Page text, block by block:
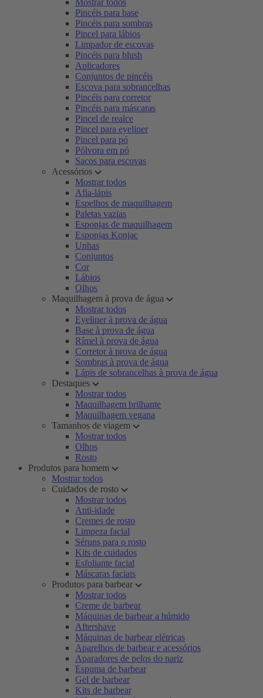
Mostrar todos
Pincéis para base
Pincéis para sombras
Pincel para lábios
Limpador de escovas
Pincéis para blush
Aplicadores
Conjuntos de pincéis
Escova para sobrancelhas
Pincéis para corretor
Pincéis para máscaras
Pincel de realce
Pincel para eyeliner
Pincel para pó
Pólvora em pó
Sacos para escovas
Acessórios
Mostrar todos
Afia-lápis
Espelhos de maquilhagem
Paletas vazias
Esponjas de maquilhagem
Esponjas Konjac
Unhas
Conjuntos
Cor
Lábios
Olhos
Maquilhagem à prova de água
Mostrar todos
Eyeliner à prova de água
Base à prova de água
Rímel à prova de água
Corretor à prova de água
Sombras à prova de água
Lápis de sobrancelhas à prova de água
Destaques
Mostrar todos
Maquilhagem brilhante
Maquilhagem vegana
Tamanhos de viagem
Mostrar todos
Olhos
Rosto
Produtos para homem
Mostrar todos
Cuidados de rosto
Mostrar todos
Anti-idade
Cremes de rosto
Limpeza facial
Séruns para o rosto
Kits de cuidados
Esfoliante facial
Máscaras faciais
Produtos para barbear
Mostrar todos
Creme de barbear
Máquinas de barbear a húmido
Aftershave
Máquinas de barbear elétricas
Aparelhos de barbear e acessórios
Aparadores de pelos do nariz
Espuma de barbear
Gel de barbear
Kits de barbear